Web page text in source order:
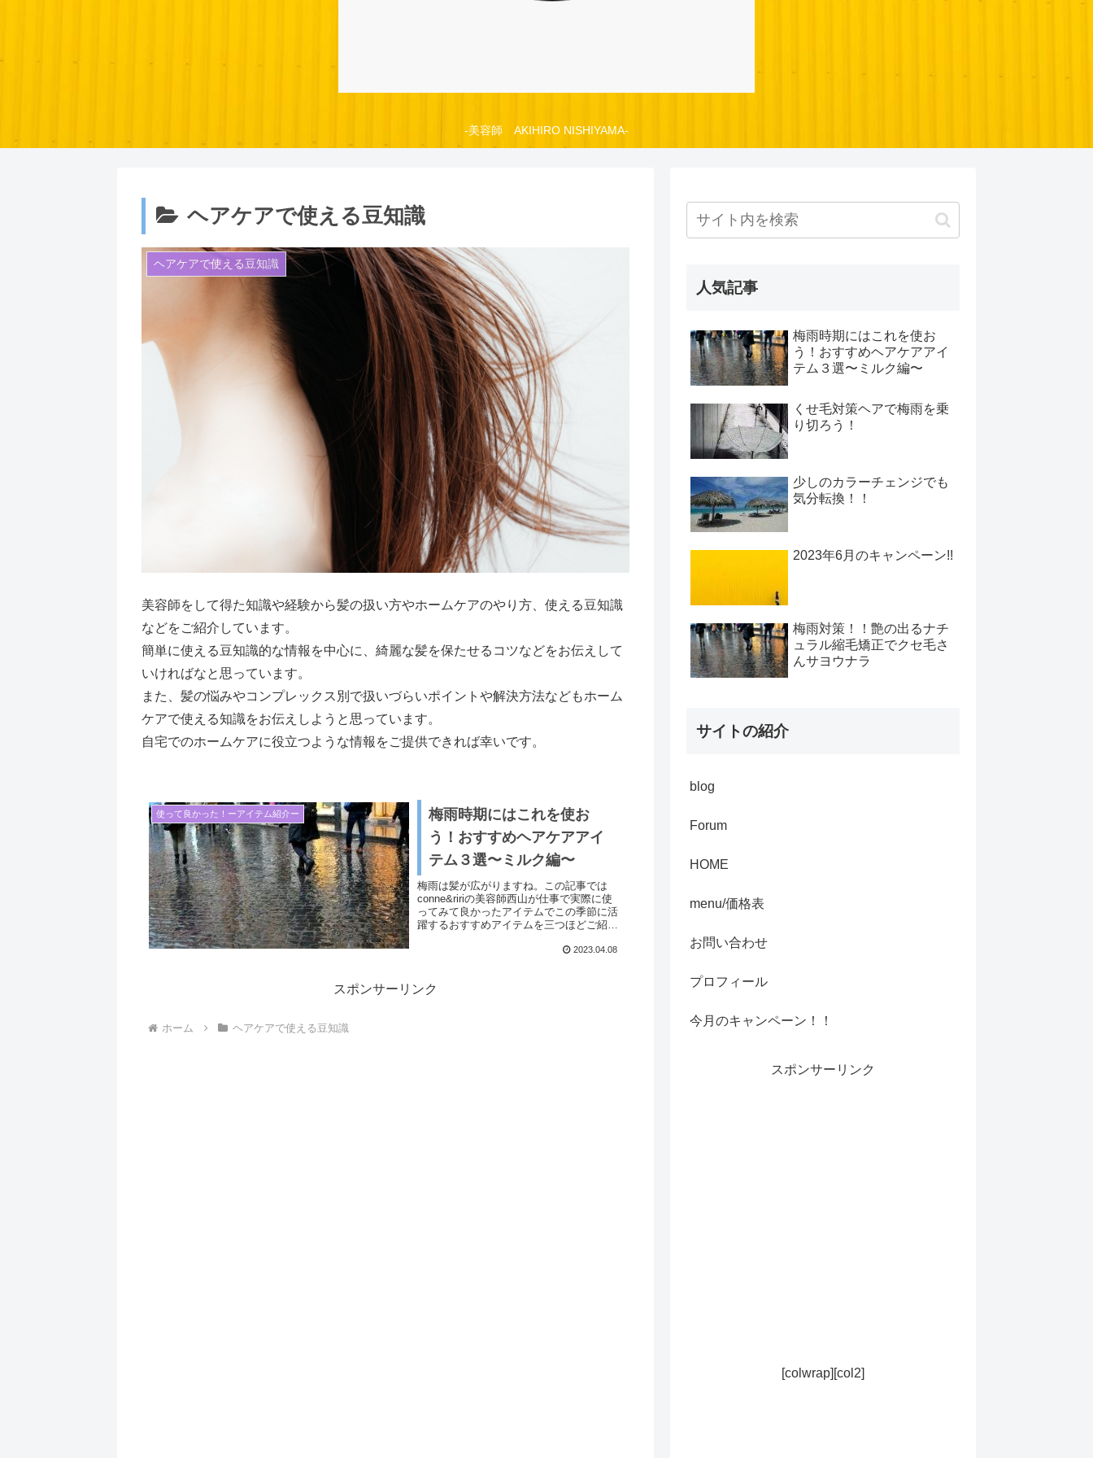
-美容師 AKIHIRO NISHIYAMA-
ヘアケアで使える豆知識
ヘアケアで使える豆知識
美容師をして得た知識や経験から髪の扱い方やホームケアのやり方、使える豆知識
などをご紹介しています。
簡単に使える豆知識的な情報を中心に、綺麗な髪を保たせるコツなどをお伝えして
いければなと思っています。
また、髪の悩みやコンプレックス別で扱いづらいポイントや解決方法などもホーム
ケアで使える知識をお伝えしようと思っています。
自宅でのホームケアに役立つような情報をご提供できれば幸いです。
使って良かった！ーアイテム紹介ー
梅雨時期にはこれを使お
う！おすすめヘアケアアイ
テム３選〜ミルク編〜
梅雨は髪が広がりますね。この記事では
conne&ririの美容師西山が仕事で実際に使
ってみて良かったアイテムでこの季節に活
躍するおすすめアイテムを三つほどご紹介
とで広がる髪もまとまりやすくなります。
2023.04.08
スポンサーリンク
ホーム ヘアケアで使える豆知識
人気記事
梅雨時期にはこれを使お
う！おすすめヘアケアアイ
テム３選〜ミルク編〜
くせ毛対策ヘアで梅雨を乗
り切ろう！
少しのカラーチェンジでも
気分転換！！
2023年6月のキャンペーン!!
梅雨対策！！艶の出るナチ
ュラル縮毛矯正でクセ毛さ
んサヨウナラ
サイトの紹介
blog
Forum
HOME
menu/価格表
お問い合わせ
プロフィール
今月のキャンペーン！！
スポンサーリンク
[colwrap][col2]